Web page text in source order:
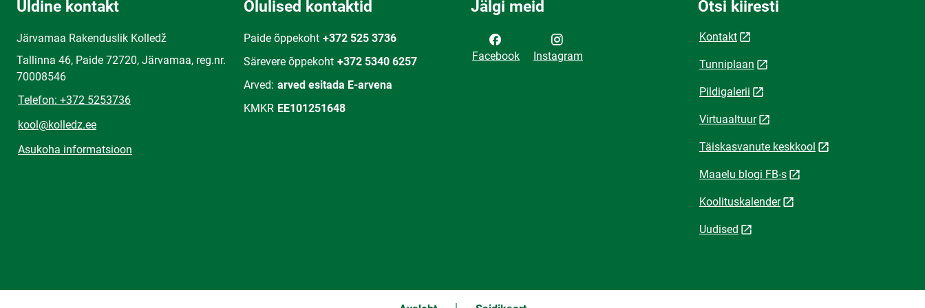
Üldine kontakt
Järvamaa Rakenduslik Kolledž
Tallinna 46, Paide 72720, Järvamaa, reg.nr.
70008546
Telefon: +372 5253736
kool@kolledz.ee
Asukoha informatsioon
Olulised kontaktid
Paide õppekoht +372 525 3736
Särevere õppekoht +372 5340 6257
Arved: arved esitada E-arvena
KMKR EE101251648
Jälgi meid
Facebook Instagram
Otsi kiiresti
Kontakt
Tunniplaan
Pildigalerii
Virtuaaltuur
Täiskasvanute keskkool
Maaelu blogi FB-s
Koolituskalender
Uudised